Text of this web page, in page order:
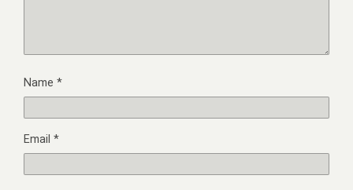
Name *
Email *